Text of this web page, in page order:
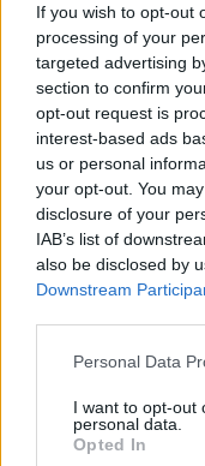
If you wish to opt-out
processing of your
targeted advertising
section to confirm
opt-out request is
interest-based ads
us or personal
your opt-out. You
disclosure of your
IAB’s list of
also be disclosed by
Downstream
Personal Data
I want to opt-out
personal data.
Opted In
0.3%-kal csökkent.
2002 első négy
meg az előző év
körben valamivel
ipari vámszabad
azonban - melyek a
mértékű, 0.5%-os
április havi belföldi
KEDVES
A keresett cikk a
tartozik, melynek
regisztrációhoz